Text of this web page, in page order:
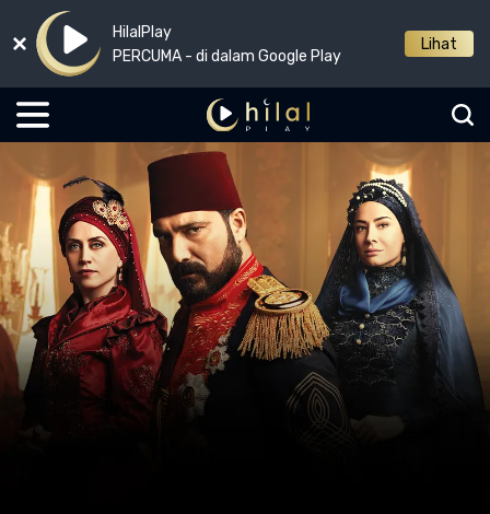
HilalPlay
PERCUMA - di dalam Google Play
Lihat